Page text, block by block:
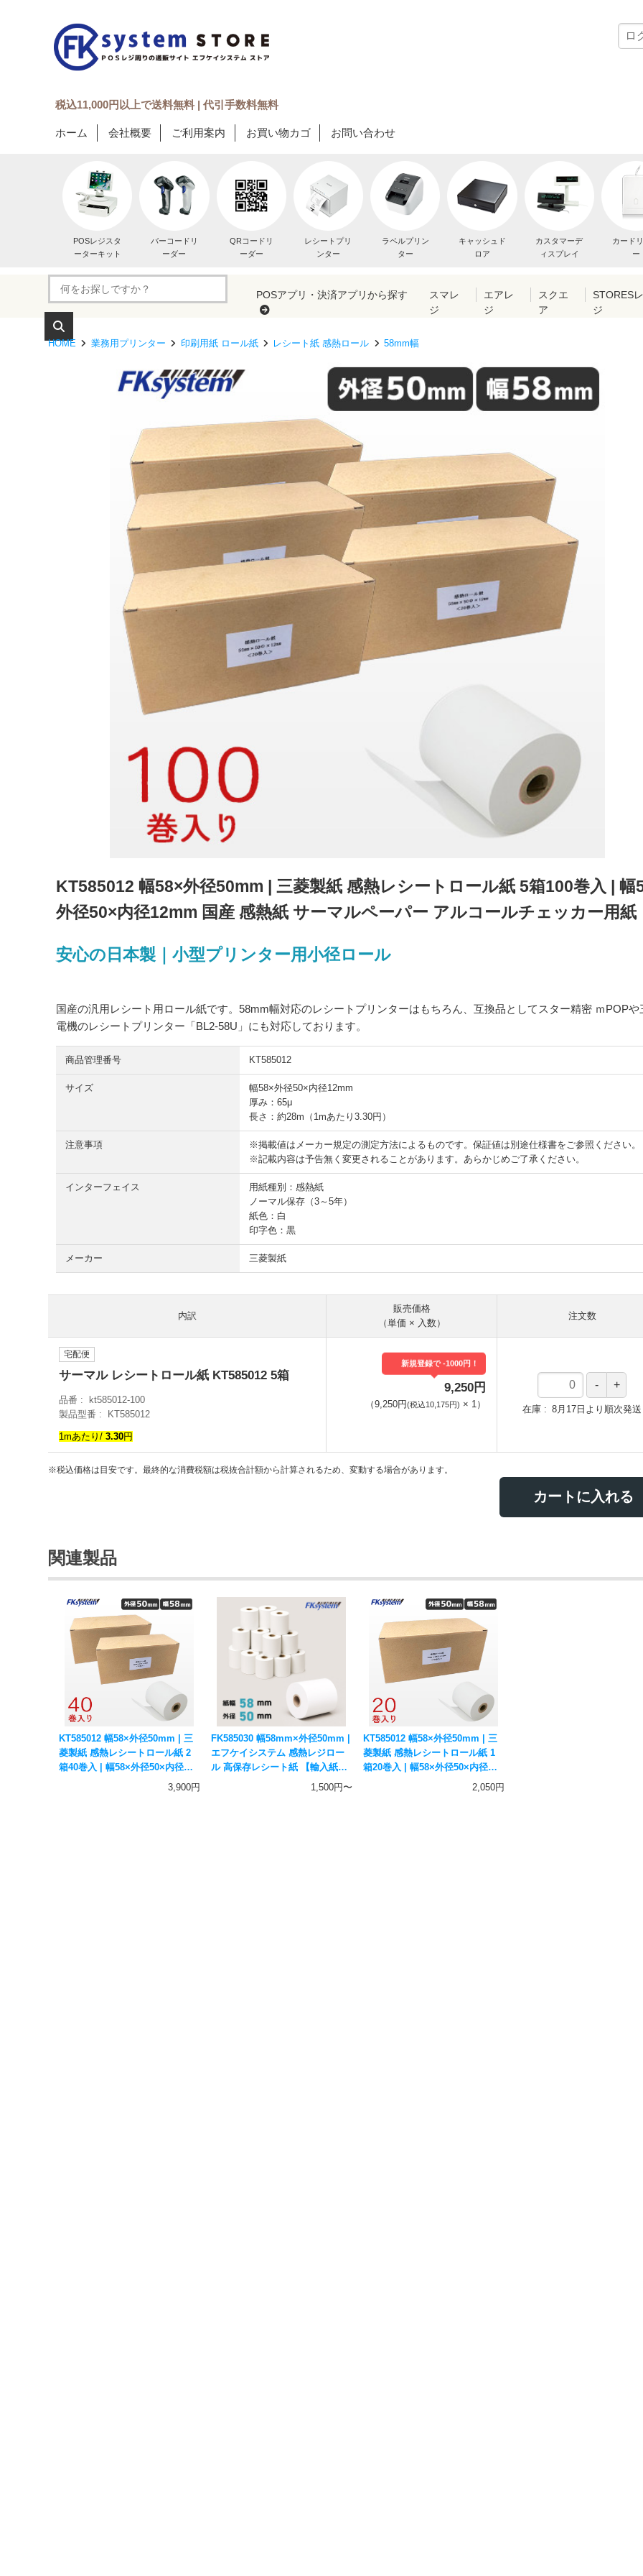
税込11,000円以上で送料無料 | 代引手数料無料
ホーム 会社概要 ご利用案内 お買い物カゴ お問い合わせ
POSレジスタ
ーターキット
バーコードリ
ーダー
QRコードリ
ーダー
レシートプリ
ンター
ラベルプリン
ター
キャッシュド
ロア
カスタマーデ
ィスプレイ
カード
ー
POSアプリ・決済アプリから探す
スマレ
ジ
エアレ
ジ
スクエ
ア
STORES
ジ
HOME 業務用プリンター 印刷用紙 ロール紙 レシート紙 感熱ロール 58mm幅
KT585012 幅58×外径50mm | 三菱製紙 感熱レシートロール紙 5箱100巻入 | 幅
外径50×内径12mm 国産 感熱紙 サーマルペーパー アルコールチェッカー用紙
安心の日本製｜小型プリンター用小径ロール
国産の汎用レシート用ロール紙です。58mm幅対応のレシートプリンターはもちろん、互換品としてスター精密 ｍPOPや
電機のレシートプリンター「BL2-58U」にも対応しております。
商品管理番号 KT585012
サイズ
幅58×外径50×内径12mm
厚み：65μ
長さ：約28m（1mあたり3.30円）
注意事項
※掲載値はメーカー規定の測定方法によるものです。保証値は別途仕様書をご参照ください。
※記載内容は予告無く変更されることがあります。あらかじめご了承ください。
インターフェイス
用紙種別：感熱紙
ノーマル保存（3～5年）
紙色：白
印字色：黒
メーカー 三菱製紙
内訳
販売価格
（単価 × 入数）
注文数
宅配便
サーマル レシートロール紙 KT585012 5箱
品番
kt585012-100
製品型番
KT585012
1mあたり/ 3.30円
新規登録で -1000円！
9,250円
（9,250円(税込10,175円) × 1 ） 在庫 8月17日より順次発送
※税込価格は目安です。最終的な消費税額は税抜合計額から計算されるため、変動する場合があります。
カートに入れる
関連製品
KT585012 幅58×外径50mm | 三
菱製紙 感熱レシートロール紙 2
箱40巻入 | 幅58×外径50×内径
12mm 国産 感熱紙 サーマルペー
3,900円
FK585030 幅58mm×外径50mm |
エフケイシステム 感熱レジロー
ル 高保存レシート紙 【輸入紙・
1,500円〜
KT585012 幅58×外径50mm | 三
菱製紙 感熱レシートロール紙 1
箱20巻入 | 幅58×外径50×内径
12mm 国産 感熱紙 サーマルペー
2,050円